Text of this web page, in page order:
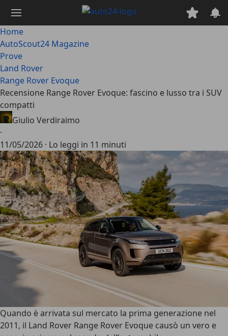
contenuto
principale
Home
AutoScout24 Magazine
Prove
Land Rover
Range Rover Evoque
Recensione Range Rover Evoque: fascino e lusso tra i SUV
compatti
Giulio Verdiraimo
·
11/05/2026 · Lo leggi in 11 minuti
Quando è arrivata sul mercato la prima generazione nel
2011, il Land Rover Range Rover Evoque causò un vero e